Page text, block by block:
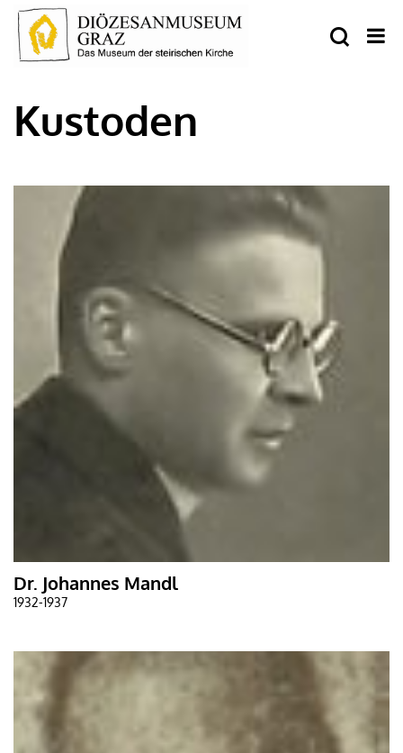
Kustoden
Dr. Johannes Mandl
1932-1937